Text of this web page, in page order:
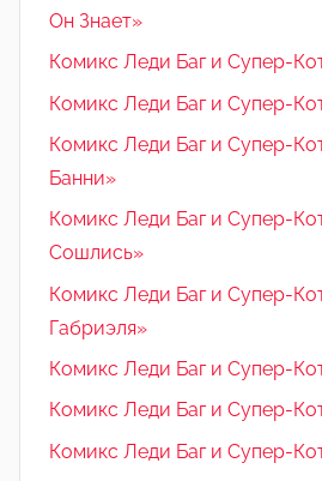
Он Знает»
Комикс Леди Баг и Супер-
Комикс Леди Баг и Супер-
Комикс Леди Баг и Супер-
Банни»
Комикс Леди Баг и Супер-
Сошлись»
Комикс Леди Баг и Супер-
Габриэля»
Комикс Леди Баг и Супер-
Комикс Леди Баг и Супер-
Комикс Леди Баг и Супер-